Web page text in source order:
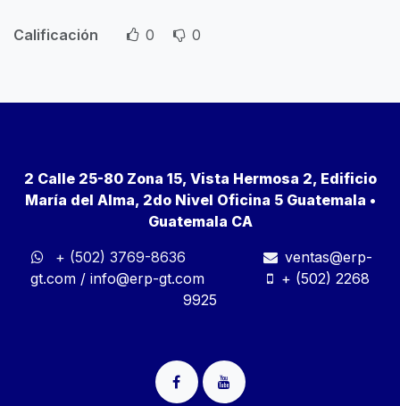
Calificación 0 0
2 Calle 25-80 Zona 15, Vista Hermosa 2, Edificio
María del Alma, 2do Nivel Oficina 5 Guatemala •
Guatemala CA
+ (502) 3769-8636
ventas@erp-
gt.com / info@erp-gt.com
+ (502) 2268
9925